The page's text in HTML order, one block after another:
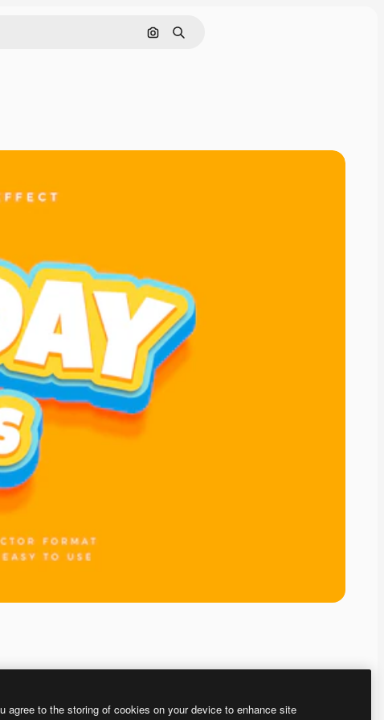
Поиск по изображению
Поиск
agree to the storing of cookies on your device to enhance site